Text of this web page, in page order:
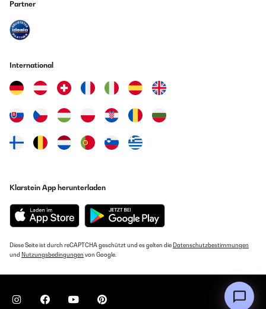
Partner
International
Klarstein App herunterladen
Diese Seite ist durch reCAPTCHA geschützt und es gelten die Datenschutzbestimmungen
und Nutzungsbedingungen von Google.